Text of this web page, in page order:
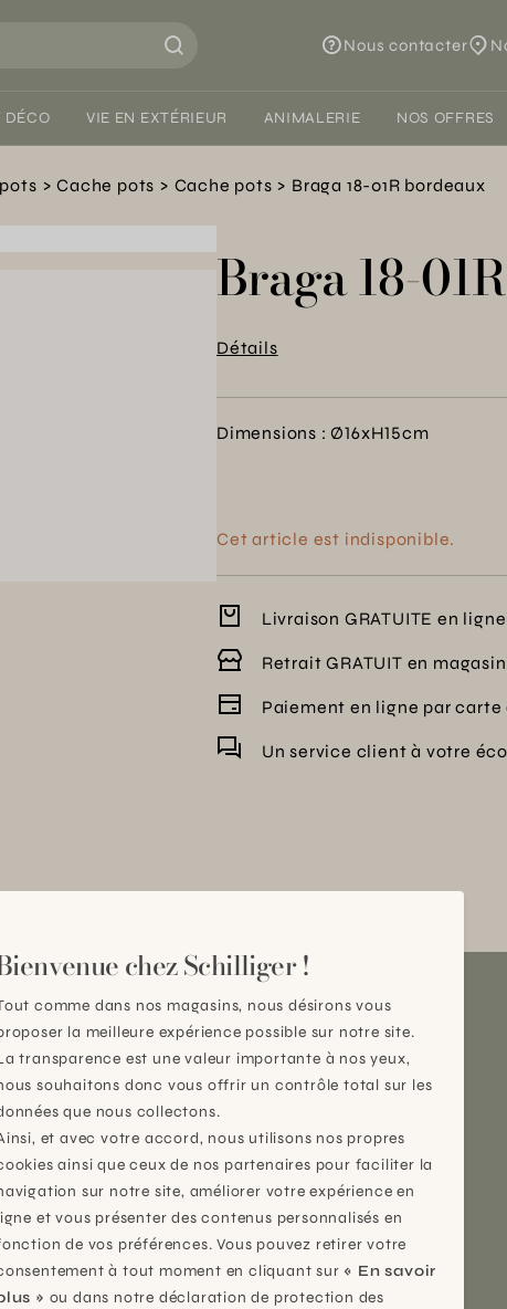
Nous contacter
DÉCO VIE EN EXTÉRIEUR ANIMALERIE NOS OFFRES
Cache pots Cache pots Braga 18-01R bordeaux
Braga 18-
Détails
Dimensions : Ø16xH15cm
Cet article est indisponible.
Livraison GRATUITE en
Retrait GRATUIT en magasin
Paiement en ligne par carte
Un service client à votre
Plan-les-Ouates
À 15mn du centre de Genève
Chemin des Charrotons 25
1228 Plan-les-Ouates (GE)
Suisse
chez Schilliger !
comme dans nos magasins, nous désirons vous
la meilleure expérience possible sur notre site.
transparence est une valeur importante à nos yeux,
souhaitons donc vous offrir un contrôle total sur les
que nous collectons.
et avec votre accord, nous utilisons nos propres
ainsi que ceux de nos partenaires pour faciliter la
sur notre site, améliorer votre expérience en
et vous présenter des contenus personnalisés en
de vos préférences. Vous pouvez retirer votre
à tout moment en cliquant sur « En savoir
» ou dans notre déclaration de protection des